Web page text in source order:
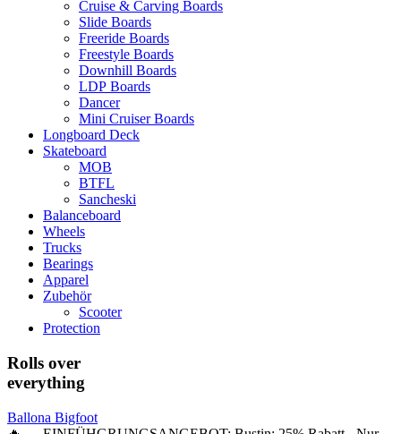
Cruise & Carving Boards
Slide Boards
Freeride Boards
Freestyle Boards
Downhill Boards
LDP Boards
Dancer
Mini Cruiser Boards
Longboard Deck
Skateboard
MOB
BTFL
Sancheski
Balanceboard
Wheels
Trucks
Bearings
Apparel
Zubehör
Scooter
Protection
Rolls over
everything
Ballona Bigfoot